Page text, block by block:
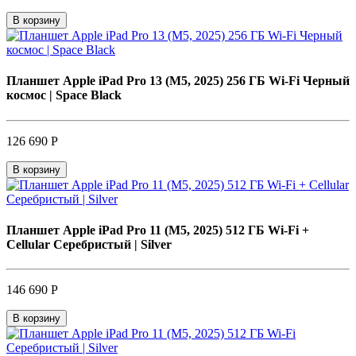
В корзину
Планшет Apple iPad Pro 13 (M5, 2025) 256 ГБ Wi-Fi Черный
космос | Space Black
126 690 Р
В корзину
Планшет Apple iPad Pro 11 (M5, 2025) 512 ГБ Wi-Fi +
Cellular Серебристый | Silver
146 690 Р
В корзину